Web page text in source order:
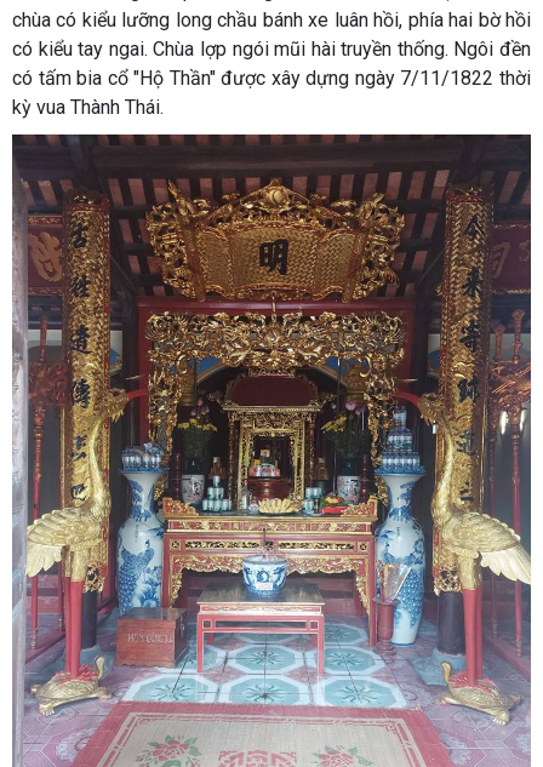
chùa có kiểu lưỡng long chầu bánh xe luân hồi, phía hai bờ hồi
có kiểu tay ngai. Chùa lợp ngói mũi hài truyền thống. Ngôi đền
có tấm bia cổ "Hộ Thần" được xây dựng ngày 7/11/1822 thời
kỳ vua Thành Thái.